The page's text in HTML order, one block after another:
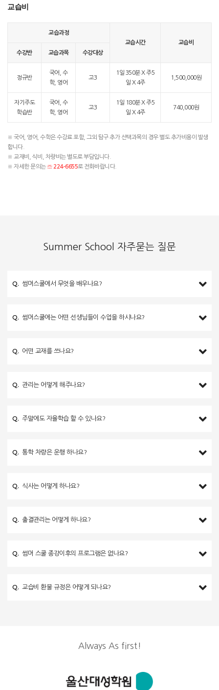
교습비
교습과정
교습시간
교습비
수강반
교습과목 수강대상
정규반
국어, 수
학, 영어
고3
1일 350분 X 주5
일 X 4주
1,500,000원
자기주도
학습반
국어, 수
학, 영어
고3
1일 180분 X 주5
일 X 4주
740,000원
※ 국어, 영어, 수학은 수강료 포함, 그외 탐구 추가 선택과목의 경우 별도 추가비용이 발생
합니다.
※ 교재비, 식비, 차량비는 별도로 부담입니다.
※ 자세한 문의는☏ 224-6655로 전화바랍니다.
Summer School 자주묻는 질문
Q. 썸머스쿨에서 무엇을 배우나요?
Q. 썸머스쿨에는 어떤 선생님들이 수업을 하시나요?
Q. 어떤 교재를 쓰나요?
Q. 관리는 어떻게 해주나요?
Q. 주말에도 자율학습 할 수 있나요?
Q. 통학 차량은 운행 하나요?
Q. 식사는 어떻게 하나요?
Q. 출결관리는 어떻게 하나요?
Q. 썸머 스쿨 종강이후의 프로그램은 없나요?
Q. 교습비 환불 규정은 어떻게 되나요?
Always As first!